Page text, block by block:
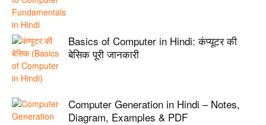
Basics of Computer in Hindi: कंप्यूटर की
बेसिक पूरी जानकारी
Computer Generation in Hindi – Notes,
Diagram, Examples & PDF